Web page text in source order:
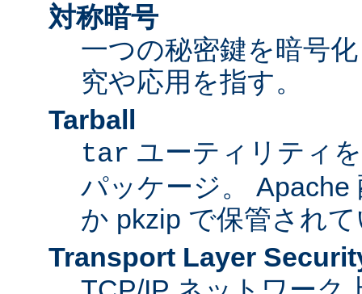
対称暗号
一つの秘密鍵を暗号
究や応用を指す。
Tarball
tar ユーティリティ
パッケージ。 Apache
か pkzip で保管され
Transport Layer